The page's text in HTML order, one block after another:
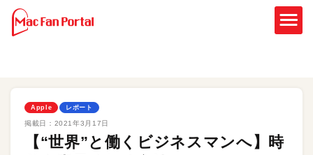
Apple レポート
掲載日： 2021年3月17日
【“世界”と働くビジネスマンへ】時